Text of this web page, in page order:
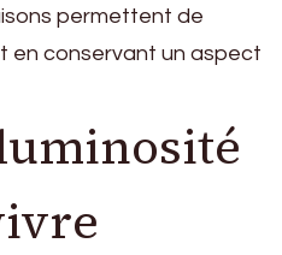
permettent de
en conservant un aspect